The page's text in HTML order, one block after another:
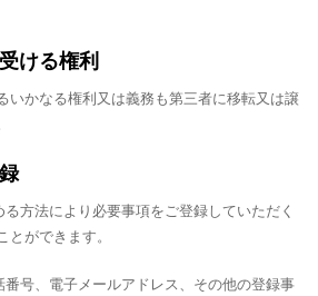
ける権利
いかなる権利又は義務も第三者に移転又は譲
方法により必要事項をご登録していただく
ができます。
号、電子メールアドレス、その他の登録事